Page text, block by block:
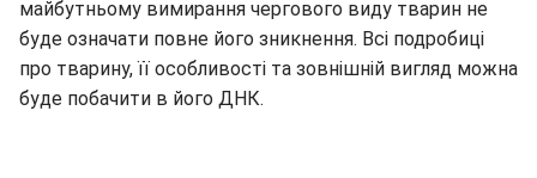
майбутньому вимирання чергового виду тварин не
буде означати повне його зникнення. Всі подробиці
про тварину, її особливості та зовнішній вигляд можна
буде побачити в його ДНК.